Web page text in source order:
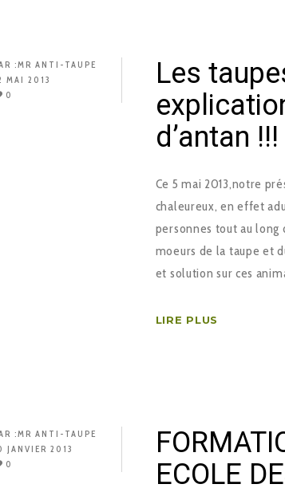
:MR ANTI-TAUPE
MAI 2013
0
Les
d’antan !!!
Ce 5 mai 2013,notre
chaleureux, en effet
personnes tout au
moeurs de la taupe et
et solution sur ces
LIRE PLUS
:MR ANTI-TAUPE
JANVIER 2013
0
ECOLE